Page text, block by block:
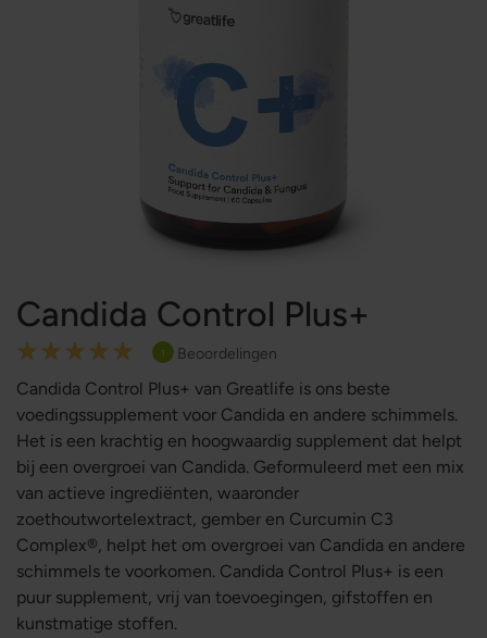
Candida Control Plus+
Rating:
100
% of100
1 Beoordelingen
Candida Control Plus+ van Greatlife is ons beste
voedingssupplement voor Candida en andere schimmels.
Het is een krachtig en hoogwaardig supplement dat helpt
bij een overgroei van Candida. Geformuleerd met een mix
van actieve ingrediënten, waaronder
zoethoutwortelextract, gember en Curcumin C3
Complex®, helpt het om overgroei van Candida en andere
schimmels te voorkomen. Candida Control Plus+ is een
puur supplement, vrij van toevoegingen, gifstoffen en
kunstmatige stoffen.